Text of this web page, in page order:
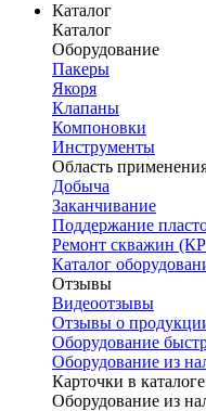
Каталог
Каталог
Оборудование
Пакеры
Якоря
Клапаны
Компоновки
Инструменты
Область
Добыча
Заканчивание
Поддержание
Ремонт скважин
Каталог
Отзывы
Видеоотзывы
Отзывы о
Оборудование
Оборудование из
Карточки в каталоге
Оборудование из